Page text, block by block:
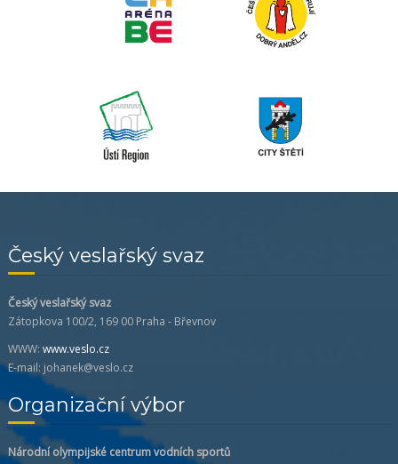
Český veslařský svaz
Český veslařský svaz
Zátopkova 100/2, 169 00 Praha - Břevnov
WWW: www.veslo.cz
E-mail: johanek@veslo.cz
Organizační výbor
Národní olympijské centrum vodních sportů